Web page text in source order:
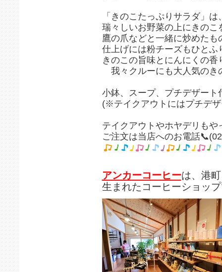
「きのこたっぷりサラダ」は
瑞々しいお野菜の上にきのこ
鷹の爪などと一緒に炒めたも
仕上げには粉チーズもひとふ
きのこの旨味とにんにくの
我々クルーにも大人気のき
小鉢、スープ、プチデザー
(※テイクアウトにはプチデ
テイクアウトやホヤデリもや
ご注文は当店へのお電話
アンカーコーヒーは、港
生まれたコーヒーショッ